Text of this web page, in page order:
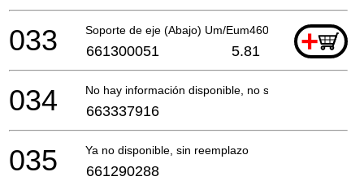
Soporte de eje (Abajo) Um/Eum460 * +
033 661300051 5.81
No hay información disponible, no se puede pedir
034 663337916
Ya no disponible, sin reemplazo
035 661290288